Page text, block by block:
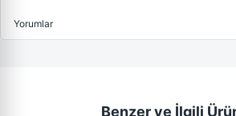
Yorumlar
Benzer ve İlgili